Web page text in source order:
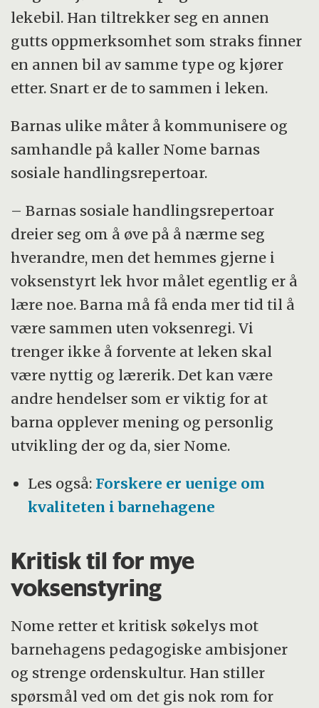
lekebil. Han tiltrekker seg en annen
gutts oppmerksomhet som straks finner
en annen bil av samme type og kjører
etter. Snart er de to sammen i leken.
Barnas ulike måter å kommunisere og
samhandle på kaller Nome barnas
sosiale handlingsrepertoar.
– Barnas sosiale handlingsrepertoar
dreier seg om å øve på å nærme seg
hverandre, men det hemmes gjerne i
voksenstyrt lek hvor målet egentlig er å
lære noe. Barna må få enda mer tid til å
være sammen uten voksenregi. Vi
trenger ikke å forvente at leken skal
være nyttig og lærerik. Det kan være
andre hendelser som er viktig for at
barna opplever mening og personlig
utvikling der og da, sier Nome.
Les også:Forskere er uenige om
kvaliteten i barnehagene
Kritisk til for mye
voksenstyring
Nome retter et kritisk søkelys mot
barnehagens pedagogiske ambisjoner
og strenge ordenskultur. Han stiller
spørsmål ved om det gis nok rom for